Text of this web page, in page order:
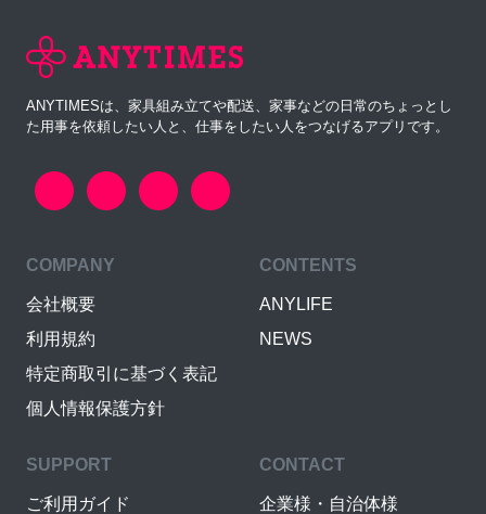
ANYTIMESは、家具組み立てや配送、家事などの日常のちょっとし
た用事を依頼したい人と、仕事をしたい人をつなげるアプリです。
COMPANY
会社概要
利用規約
特定商取引に基づく表記
個人情報保護方針
CONTENTS
ANYLIFE
NEWS
SUPPORT
ご利用ガイド
CONTACT
企業様・自治体様